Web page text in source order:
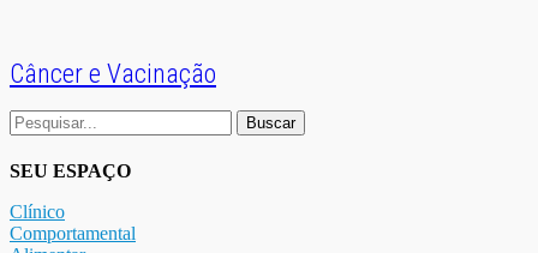
Câncer e Vacinação
Buscar
por:
SEU ESPAÇO
Clínico
Comportamental